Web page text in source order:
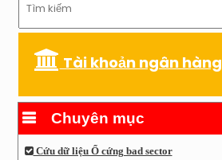
Tài khoản ngân hàng
Chuyên mục
Cứu dữ liệu Ổ cứng bad sector